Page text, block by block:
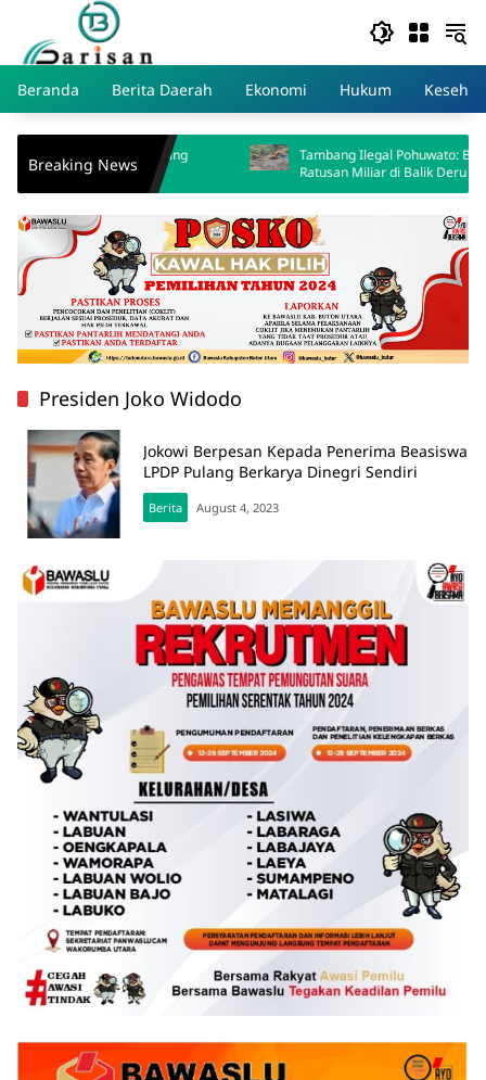
content
Beranda
Berita Daerah Ekonomi Hukum
Breaking News
Tambang
Tambang Ilegal Pohuwato: Bisnis Gelap
Ratusan Miliar di Balik Deru Ekskavator
Presiden Joko Widodo
Jokowi Berpesan Kepada Penerima Beasiswa
LPDP Pulang Berkarya Dinegri Sendiri
Berita August 4, 2023